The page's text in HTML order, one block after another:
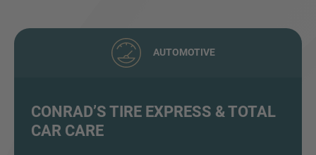
AUTOMOTIVE
CONRAD’S TIRE EXPRESS & TOTAL
CAR CARE